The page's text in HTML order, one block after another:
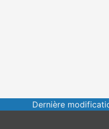
Dernière